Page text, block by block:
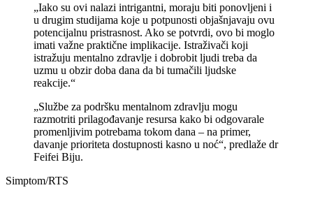
„Iako su ovi nalazi intrigantni, moraju biti ponovljeni i
u drugim studijama koje u potpunosti objašnjavaju ovu
potencijalnu pristrasnost. Ako se potvrdi, ovo bi moglo
imati važne praktične implikacije. Istraživači koji
istražuju mentalno zdravlje i dobrobit ljudi treba da
uzmu u obzir doba dana da bi tumačili ljudske
reakcije.“
„Službe za podršku mentalnom zdravlju mogu
razmotriti prilagođavanje resursa kako bi odgovarale
promenljivim potrebama tokom dana – na primer,
davanje prioriteta dostupnosti kasno u noć“, predlaže dr
Feifei Biju.
Simptom/RTS